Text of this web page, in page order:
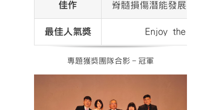
佳作 脊髓損傷潛能發展中心知
最佳人氣獎 Enjoy the change
專題獲獎團隊合影－冠軍